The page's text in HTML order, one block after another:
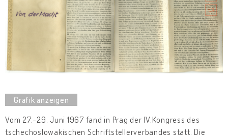
Vom 27.-29. Juni 1967 fand in Prag der IV.Kongress des
tschechoslowakischen Schriftstellerverbandes statt. Die